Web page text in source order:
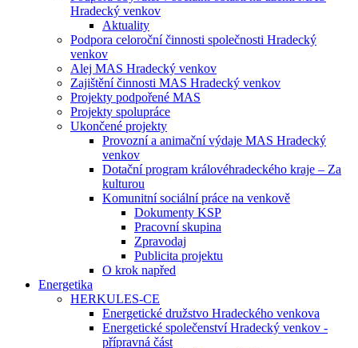
Hradecký venkov
Aktuality
Podpora celoroční činnosti společnosti Hradecký
venkov
Alej MAS Hradecký venkov
Zajištění činnosti MAS Hradecký venkov
Projekty podpořené MAS
Projekty spolupráce
Ukončené projekty
Provozní a animační výdaje MAS Hradecký
venkov
Dotační program královéhradeckého kraje – Za
kulturou
Komunitní sociální práce na venkově
Dokumenty KSP
Pracovní skupina
Zpravodaj
Publicita projektu
O krok napřed
Energetika
HERKULES-CE
Energetické družstvo Hradeckého venkova
Energetické společenství Hradecký venkov -
přípravná část